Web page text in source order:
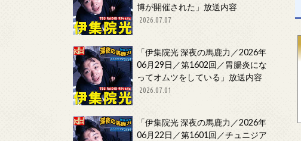
博が開催された」放送内容
2026.07.07
「伊集院光 深夜の馬鹿力／2026年
06月29日／第1602回／胃腸炎にな
ってオムツをしている」放送内容
2026.07.01
「伊集院光 深夜の馬鹿力／2026年
06月22日／第1601回／チュニジア